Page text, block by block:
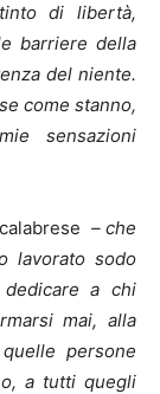
di libertà,
barriere della
del niente.
come stanno,
sensazioni
–che
lavorato sodo
a chi
mai, alla
persone
a tutti quegli